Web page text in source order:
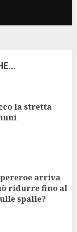
la stretta
arriva
ridurre fino al
spalle?